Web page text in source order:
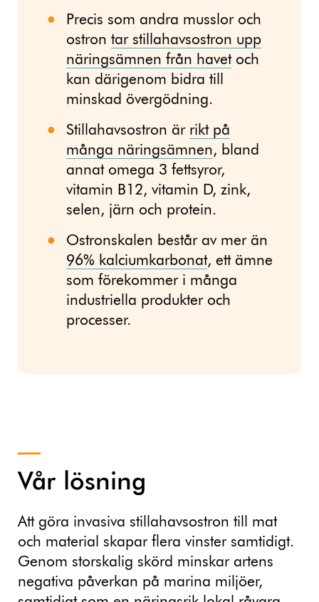
Precis som andra musslor och
ostron tar stillahavsostron upp
näringsämnen från havetoch
kan därigenom bidra till
minskad övergödning.
Stillahavsostron är rikt på
många näringsämnen, bland
annat omega 3 fettsyror,
vitamin B12, vitamin D, zink,
selen, järn och protein.
Ostronskalen består av mer än
96% kalciumkarbonat, ett ämne
som förekommer i många
industriella produkter och
processer.
Vår lösning
Att göra invasiva stillahavsostron till mat
och material skapar flera vinster samtidigt.
Genom storskalig skörd minskar artens
negativa påverkan på marina miljöer,